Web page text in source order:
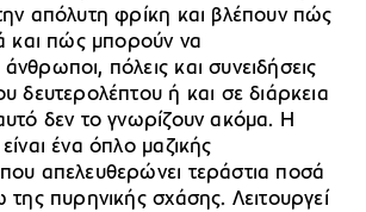
απόλυτη φρίκη και βλέπουν πώς
και πώς μπορούν να
πόλεις και συνειδήσεις
δευτερολέπτου ή και σε διάρκεια
δεν το γνωρίζουν ακόμα. Η
ένα όπλο μαζικής
απελευθερώνει τεράστια ποσά
της πυρηνικής σχάσης. Λειτουργεί